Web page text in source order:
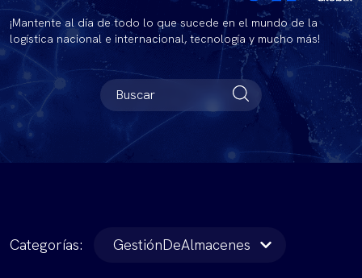
¡Mantente al día de todo lo que sucede en el mundo de la
logística nacional e internacional, tecnología y mucho más!
Categorías: GestiónDeAlmacenes